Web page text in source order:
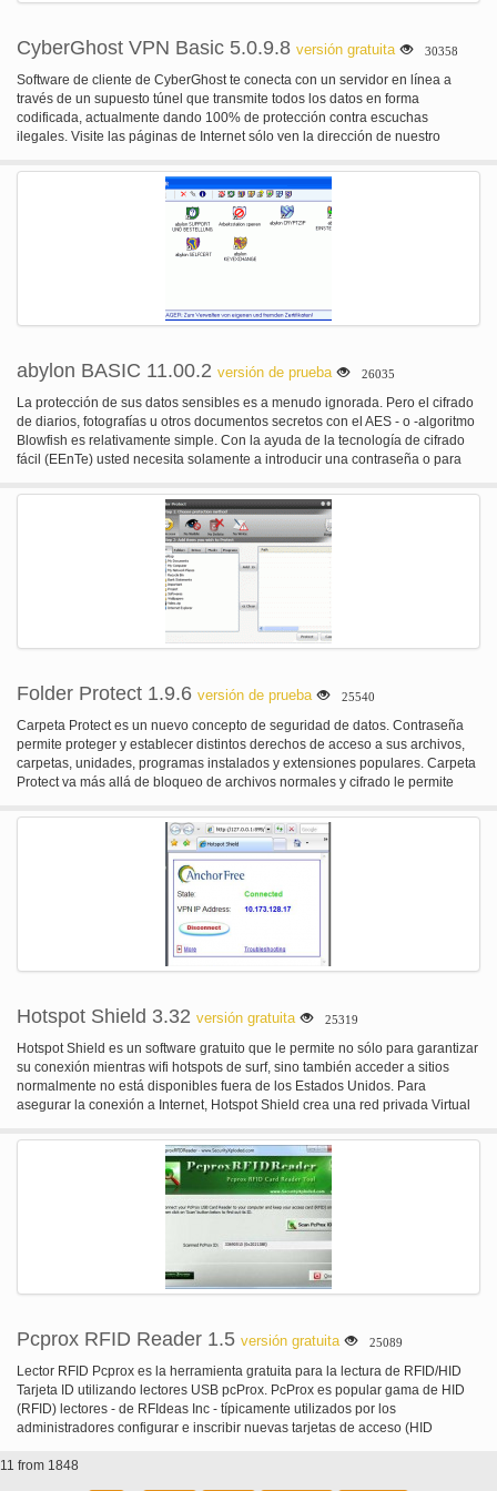
CyberGhost VPN Basic 5.0.9.8 versión gratuita 30358
Software de cliente de CyberGhost te conecta con un servidor en línea a
través de un supuesto túnel que transmite todos los datos en forma
codificada, actualmente dando 100% de protección contra escuchas
ilegales. Visite las páginas de Internet sólo ven la dirección de nuestro
total anonimato.
abylon BASIC 11.00.2 versión de prueba 26035
La protección de sus datos sensibles es a menudo ignorada. Pero el cifrado
de diarios, fotografías u otros documentos secretos con el AES - o -algoritmo
Blowfish es relativamente simple. Con la ayuda de la tecnología de cifrado
fácil (EEnTe) usted necesita solamente a introducir una contraseña o para
adicional de apoyo la compresión en el formato ZIP y firma de archivos.
Folder Protect 1.9.6 versión de prueba 25540
Carpeta Protect es un nuevo concepto de seguridad de datos. Contraseña
permite proteger y establecer distintos derechos de acceso a sus archivos,
carpetas, unidades, programas instalados y extensiones populares. Carpeta
Protect va más allá de bloqueo de archivos normales y cifrado le permite
prueba. Carpeta Protect es Windows 7 / Vista / 2003 / XP compatible.
Hotspot Shield 3.32 versión gratuita 25319
Hotspot Shield es un software gratuito que le permite no sólo para garantizar
su conexión mientras wifi hotspots de surf, sino también acceder a sitios
normalmente no está disponibles fuera de los Estados Unidos. Para
asegurar la conexión a Internet, Hotspot Shield crea una red privada Virtual
el sitio web del desarrollador Anchorfree, con sede en los Estados Unidos.
Pcprox RFID Reader 1.5 versión gratuita 25089
Lector RFID Pcprox es la herramienta gratuita para la lectura de RFID/HID
Tarjeta ID utilizando lectores USB pcProx. PcProx es popular gama de HID
(RFID) lectores - de RFIdeas Inc - típicamente utilizados por los
administradores configurar e inscribir nuevas tarjetas de acceso (HID
de identificación y seguimiento de los empleados de la mayoría de las
11 from 1848